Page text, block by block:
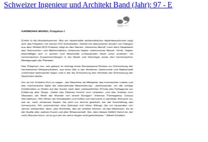
Schweizer Ingenieur und Architekt Band (Jahr): 97 - E